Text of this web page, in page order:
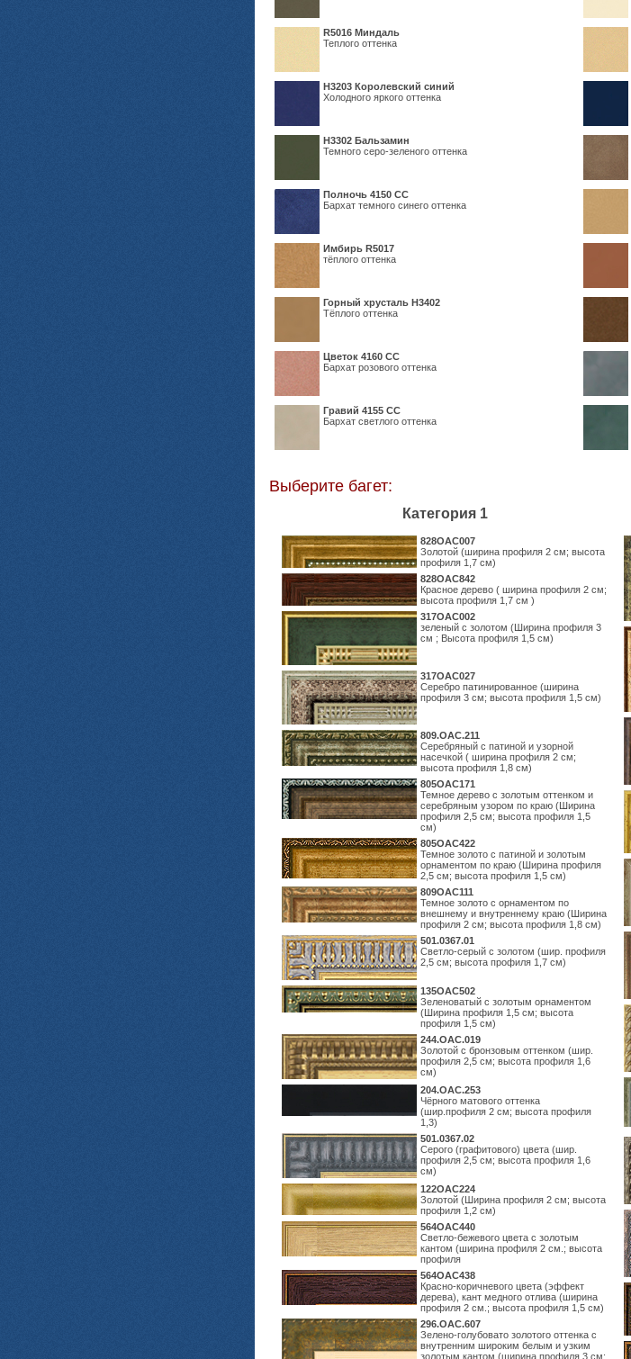
R5016 Миндаль
Теплого оттенка
Н3203 Королевский синий
Холодного яркого оттенка
Н3302 Бальзамин
Темного серо-зеленого оттенка
Полночь 4150 СС
Бархат темного синего оттенка
Имбирь R5017
тёплого оттенка
Горный хрусталь H3402
Тёплого оттенка
Цветок 4160 СС
Бархат розового оттенка
Гравий 4155 СС
Бархат светлого оттенка
Выберите багет:
Категория 1
828OAC007
Золотой (ширина профиля 2 см; высота
профиля 1,7 см)
828OAC842
Красное дерево ( ширина профиля 2 см;
высота профиля 1,7 см )
317OAC002
зеленый с золотом (Ширина профиля 3
см ; Высота профиля 1,5 см)
317OAC027
Серебро патинированное (ширина
профиля 3 см; высота профиля 1,5 см)
809.ОАС.211
Серебряный с патиной и узорной
насечкой ( ширина профиля 2 см;
высота профиля 1,8 см)
805OAC171
Темное дерево с золотым оттенком и
серебряным узором по краю (Ширина
профиля 2,5 см; высота профиля 1,5
см)
805OAC422
Темное золото с патиной и золотым
орнаментом по краю (Ширина профиля
2,5 см; высота профиля 1,5 см)
809OAC111
Темное золото с орнаментом по
внешнему и внутреннему краю (Ширина
профиля 2 см; высота профиля 1,8 см)
501.0367.01
Светло-серый с золотом (шир. профиля
2,5 см; высота профиля 1,7 см)
135OAC502
Зеленоватый с золотым орнаментом
(Ширина профиля 1,5 см; высота
профиля 1,5 см)
244.ОАС.019
Золотой с бронзовым оттенком (шир.
профиля 2,5 см; высота профиля 1,6
см)
204.OAC.253
Чёрного матового оттенка
(шир.профиля 2 см; высота профиля
1,3)
501.0367.02
Серого (графитового) цвета (шир.
профиля 2,5 см; высота профиля 1,6
см)
122OAC224
Золотой (Ширина профиля 2 см; высота
профиля 1,2 см)
564ОАС440
Светло-бежевого цвета с золотым
кантом (ширина профиля 2 см.; высота
профиля
564ОАС438
Красно-коричневого цвета (эффект
дерева), кант медного отлива (ширина
профиля 2 см.; высота профиля 1,5 см)
296.OAC.607
Зелено-голубовато золотого оттенка с
внутренним широким белым и узким
золотым кантом (ширина профиля 3 см;